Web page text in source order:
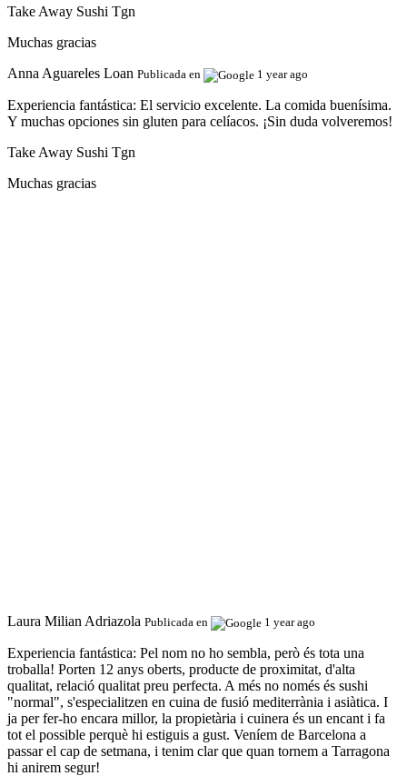
Take Away Sushi Tgn
Muchas gracias
Anna Aguareles Loan Publicada en 1 year ago
Experiencia fantástica: El servicio excelente. La comida buenísima.
Y muchas opciones sin gluten para celíacos. ¡Sin duda volveremos!
Take Away Sushi Tgn
Muchas gracias
Laura Milian Adriazola Publicada en 1 year ago
Experiencia fantástica: Pel nom no ho sembla, però és tota una
troballa! Porten 12 anys oberts, producte de proximitat, d'alta
qualitat, relació qualitat preu perfecta. A més no només és sushi
"normal", s'especialitzen en cuina de fusió mediterrània i asiàtica. I
ja per fer-ho encara millor, la propietària i cuinera és un encant i fa
tot el possible perquè hi estiguis a gust. Veníem de Barcelona a
passar el cap de setmana, i tenim clar que quan tornem a Tarragona
hi anirem segur!